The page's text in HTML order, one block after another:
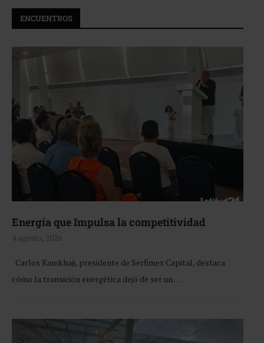
ENCUENTROS
Energía que Impulsa la competitividad
4 agosto, 2026
Carlos Kamkhaji, presidente de Serfimex Capital, destaca
cómo la transición energética dejó de ser un …